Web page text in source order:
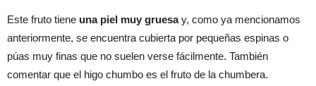
Este fruto tiene una piel muy gruesay, como ya mencionamos
anteriormente, se encuentra cubierta por pequeñas espinas o
púas muy finas que no suelen verse fácilmente. También
comentar que el higo chumbo es el fruto de la chumbera.